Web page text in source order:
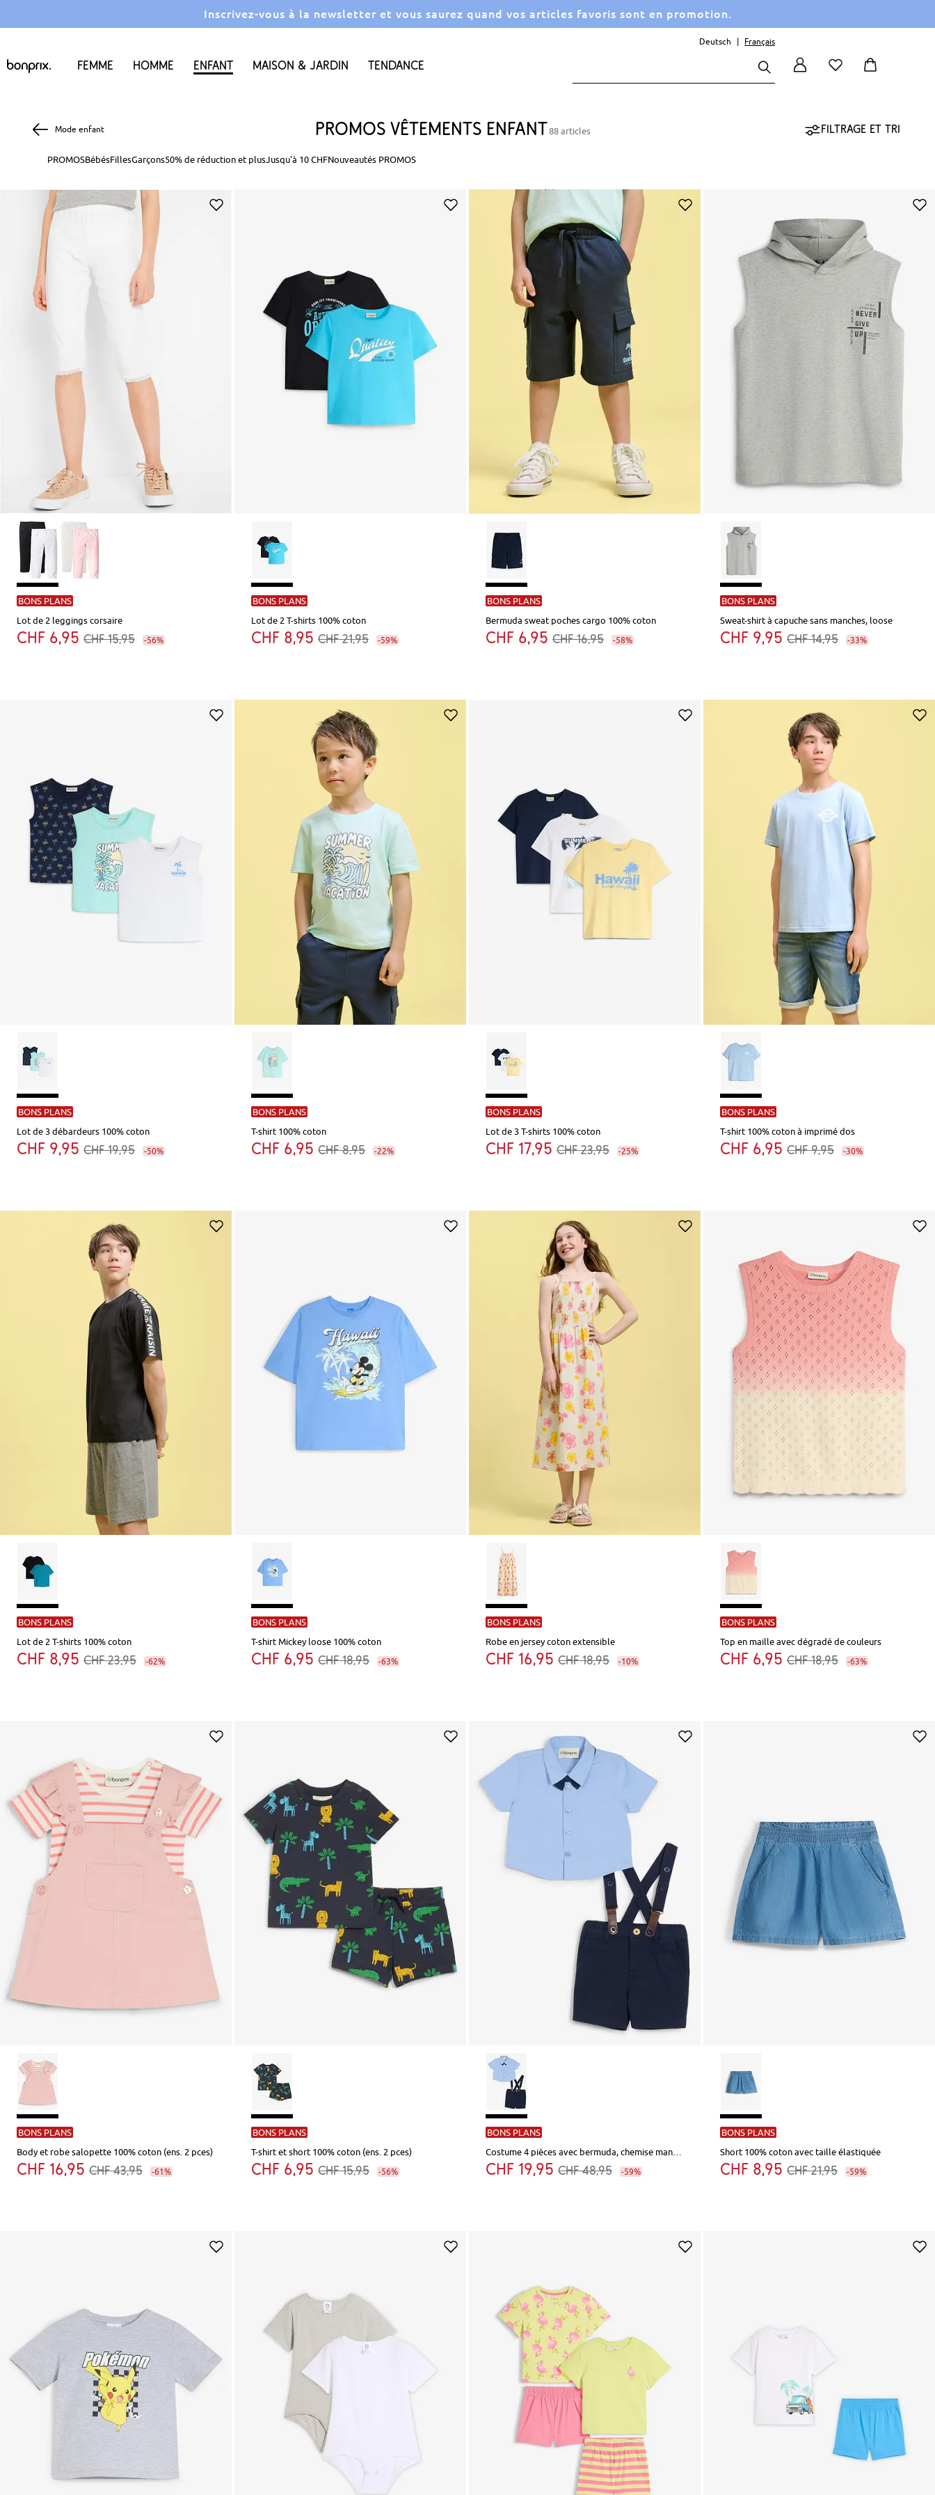
Inscrivez-vous à la newsletter et vous saurez quand vos articles favoris sont en promotion.
Femme Homme Enfant Maison & Jardin Tendance
Deutsch Français
Mode enfant Promos vêtements enfant88 articles Filtrage et tri
PROMOSBébésFillesGarçons50% de réduction et plusJusqu'à 10 CHFNouveautés PROMOS
BONS PLANS
Lot de 2 leggings corsaire
CHF 6,95 CHF 15,95 -56%
BONS PLANS
Lot de 2 T-shirts 100% coton
CHF 8,95 CHF 21,95 -59%
BONS PLANS
Bermuda sweat poches cargo 100% coton
CHF 6,95 CHF 16,95 -58%
BONS PLANS
Sweat-shirt à capuche sans manches, loose
CHF 9,95 CHF 14,95 -33%
BONS PLANS
Lot de 3 débardeurs 100% coton
CHF 9,95 CHF 19,95 -50%
BONS PLANS
T-shirt 100% coton
CHF 6,95 CHF 8,95 -22%
BONS PLANS
Lot de 3 T-shirts 100% coton
CHF 17,95 CHF 23,95 -25%
BONS PLANS
T-shirt 100% coton à imprimé dos
CHF 6,95 CHF 9,95 -30%
BONS PLANS
Lot de 2 T-shirts 100% coton
CHF 8,95 CHF 23,95 -62%
BONS PLANS
T-shirt Mickey loose 100% coton
CHF 6,95 CHF 18,95 -63%
BONS PLANS
Robe en jersey coton extensible
CHF 16,95 CHF 18,95 -10%
BONS PLANS
Top en maille avec dégradé de couleurs
CHF 6,95 CHF 18,95 -63%
BONS PLANS
Body et robe salopette 100% coton (ens. 2 pces)
CHF 16,95 CHF 43,95 -61%
BONS PLANS
T-shirt et short 100% coton (ens. 2 pces)
CHF 6,95 CHF 15,95 -56%
BONS PLANS
Costume 4 pièces avec bermuda, chemise manches courtes, bretelles et nœud papillon
CHF 19,95 CHF 48,95 -59%
BONS PLANS
Short 100% coton avec taille élastiquée
CHF 8,95 CHF 21,95 -59%